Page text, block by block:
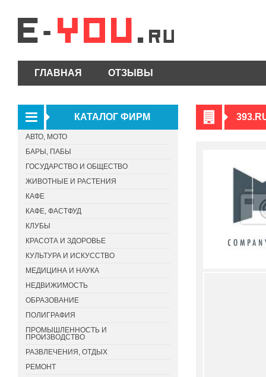
ГЛАВНАЯ ОТЗЫВЫ
КАТАЛОГ ФИРМ
АВТО, МОТО
БАРЫ, ПАБЫ
ГОСУДАРСТВО И ОБЩЕСТВО
ЖИВОТНЫЕ И РАСТЕНИЯ
КАФЕ
КАФЕ, ФАСТФУД
КЛУБЫ
КРАСОТА И ЗДОРОВЬЕ
КУЛЬТУРА И ИСКУССТВО
МЕДИЦИНА И НАУКА
НЕДВИЖИМОСТЬ
ОБРАЗОВАНИЕ
ПОЛИГРАФИЯ
ПРОМЫШЛЕННОСТЬ И
ПРОИЗВОДСТВО
РАЗВЛЕЧЕНИЯ, ОТДЫХ
РЕМОНТ